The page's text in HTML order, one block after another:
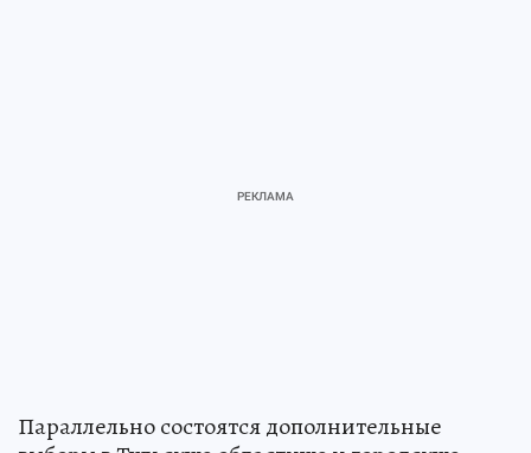
Параллельно состоятся дополнительные